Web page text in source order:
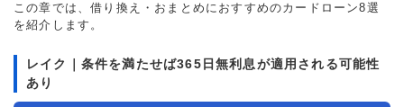
この章では、借り換え・おまとめにおすすめのカードローン8選
を紹介します。
レイク｜条件を満たせば365日無利息が適用される可能性
あり